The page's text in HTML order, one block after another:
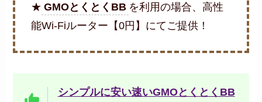
★ GMOとくとくBB を利用の場合、高性
能Wi-Fiルーター【0円】にてご提供！
シンプルに安い速いGMOとく とくBB